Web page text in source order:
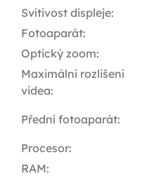
Svítivost displeje:
Fotoaparát:
Optický zoom:
Maximální rozlišení
videa:
Přední fotoaparát:
Procesor:
RAM: